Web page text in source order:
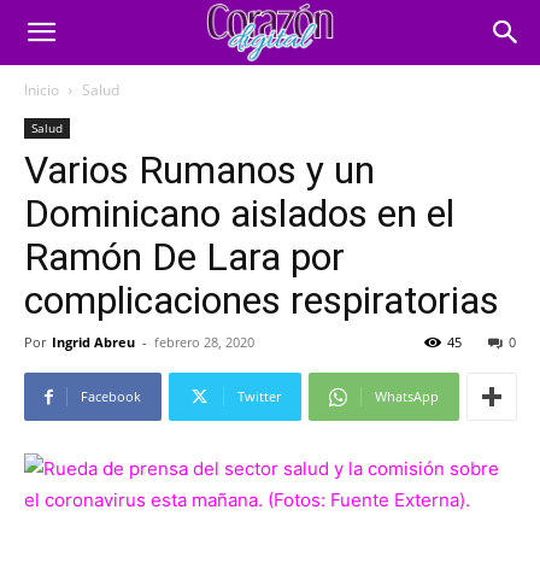
Inicio Salud
Salud
Varios Rumanos y un
Dominicano aislados en el
Ramón De Lara por
complicaciones respiratorias
Por Ingrid Abreu - febrero 28, 2020 0
45
Facebook Twitter WhatsApp